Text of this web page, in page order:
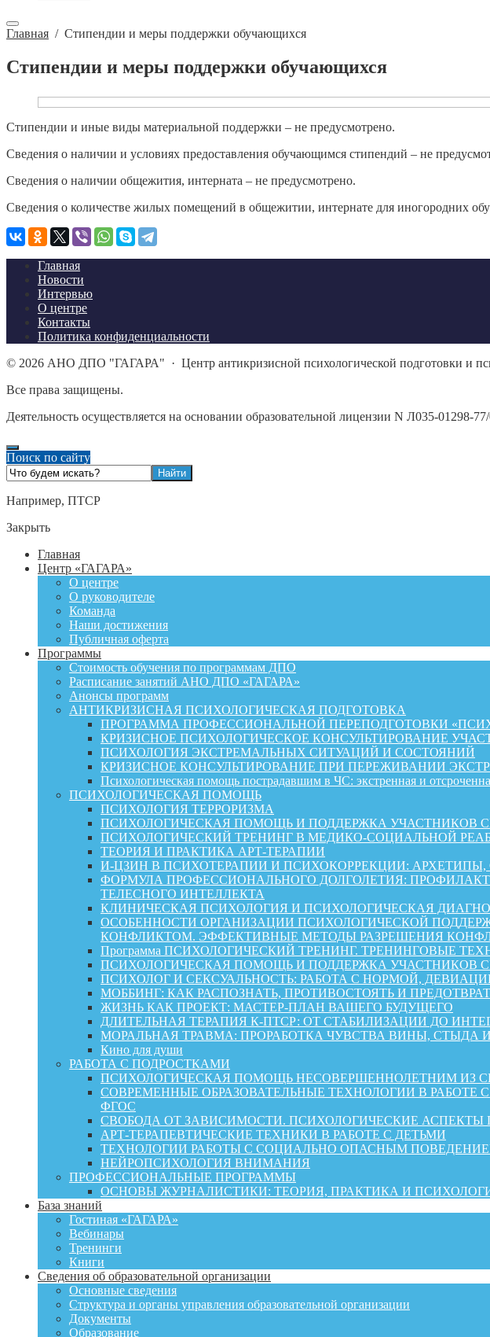
Главная / Стипендии и меры поддержки обучающихся
Стипендии и меры поддержки обучающихся
Стипендии и иные виды материальной поддержки – не предусмотрено.
Сведения о наличии и условиях предоставления обучающимся стипендий – не
Сведения о наличии общежития, интерната – не предусмотрено.
Сведения о количестве жилых помещений в общежитии, интернате для иногородних
Главная
Новости
Интервью
О центре
Контакты
Политика конфиденциальности
© 2026 АНО ДПО "ГАГАРА" · Центр антикризисной психологической подготовки и
Все права защищены.
Деятельность осуществляется на основании образовательной лицензии N Л035-
Поиск по сайту
Например, ПТСР
Закрыть
Главная
Центр «ГАГАРА»
О центре
О руководителе
Команда
Наши достижения
Публичная оферта
Программы
Стоимость обучения по программам ДПО
Расписание занятий АНО ДПО «ГАГАРА»
Анонсы программ
АНТИКРИЗИСНАЯ ПСИХОЛОГИЧЕСКАЯ ПОДГОТОВКА
ПРОГРАММА ПРОФЕССИОНАЛЬНОЙ ПЕРЕПОДГОТОВКИ
КРИЗИСНОЕ ПСИХОЛОГИЧЕСКОЕ КОНСУЛЬТИРОВАНИЕ
ПСИХОЛОГИЯ ЭКСТРЕМАЛЬНЫХ СИТУАЦИЙ И СОСТОЯНИЙ
КРИЗИСНОЕ КОНСУЛЬТИРОВАНИЕ ПРИ ПЕРЕЖИВАНИИ
Психологическая помощь пострадавшим в ЧС: экстренная и
ПСИХОЛОГИЧЕСКАЯ ПОМОЩЬ
ПСИХОЛОГИЯ ТЕРРОРИЗМА
ПСИХОЛОГИЧЕСКАЯ ПОМОЩЬ И ПОДДЕРЖКА УЧАСТНИКОВ
ПСИХОЛОГИЧЕСКИЙ ТРЕНИНГ В МЕДИКО-СОЦИАЛЬНОЙ
ТЕОРИЯ И ПРАКТИКА АРТ-ТЕРАПИИ
И-ЦЗИН В ПСИХОТЕРАПИИ И ПСИХОКОРРЕКЦИИ:
ФОРМУЛА ПРОФЕССИОНАЛЬНОГО ДОЛГОЛЕТИЯ:
ТЕЛЕСНОГО ИНТЕЛЛЕКТА
КЛИНИЧЕСКАЯ ПСИХОЛОГИЯ И ПСИХОЛОГИЧЕСКАЯ
ОСОБЕННОСТИ ОРГАНИЗАЦИИ ПСИХОЛОГИЧЕСКОЙ
КОНФЛИКТОМ. ЭФФЕКТИВНЫЕ МЕТОДЫ РАЗРЕШЕНИЯ
Программа ПСИХОЛОГИЧЕСКИЙ ТРЕНИНГ. ТРЕНИНГОВЫЕ
ПСИХОЛОГИЧЕСКАЯ ПОМОЩЬ И ПОДДЕРЖКА УЧАСТНИКОВ
ПСИХОЛОГ И СЕКСУАЛЬНОСТЬ: РАБОТА С НОРМОЙ,
МОББИНГ: КАК РАСПОЗНАТЬ, ПРОТИВОСТОЯТЬ И
ЖИЗНЬ КАК ПРОЕКТ: МАСТЕР‑ПЛАН ВАШЕГО БУДУЩЕГО
ДЛИТЕЛЬНАЯ ТЕРАПИЯ К-ПТСР: ОТ СТАБИЛИЗАЦИИ ДО
МОРАЛЬНАЯ ТРАВМА: ПРОРАБОТКА ЧУВСТВА ВИНЫ, СТЫДА
Кино для души
РАБОТА С ПОДРОСТКАМИ
ПСИХОЛОГИЧЕСКАЯ ПОМОЩЬ НЕСОВЕРШЕННОЛЕТНИМ ИЗ
СОВРЕМЕННЫЕ ОБРАЗОВАТЕЛЬНЫЕ ТЕХНОЛОГИИ В
ФГОС
СВОБОДА ОТ ЗАВИСИМОСТИ. ПСИХОЛОГИЧЕСКИЕ
АРТ-ТЕРАПЕВТИЧЕСКИЕ ТЕХНИКИ В РАБОТЕ С ДЕТЬМИ
ТЕХНОЛОГИИ РАБОТЫ С СОЦИАЛЬНО ОПАСНЫМ
НЕЙРОПСИХОЛОГИЯ ВНИМАНИЯ
ПРОФЕССИОНАЛЬНЫЕ ПРОГРАММЫ
ОСНОВЫ ЖУРНАЛИСТИКИ: ТЕОРИЯ, ПРАКТИКА И
База знаний
Гостиная «ГАГАРА»
Вебинары
Тренинги
Книги
Сведения об образовательной организации
Основные сведения
Структура и органы управления образовательной организации
Документы
Образование